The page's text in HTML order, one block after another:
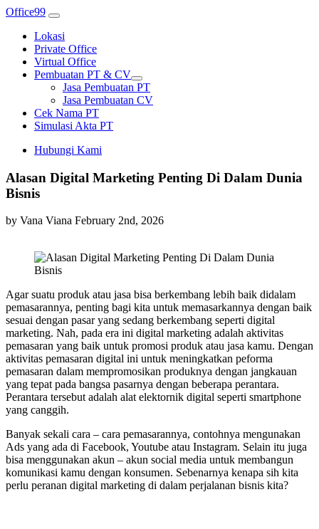
Office99
Lokasi
Private Office
Virtual Office
Pembuatan PT & CV
Jasa Pembuatan PT
Jasa Pembuatan CV
Cek Nama PT
Simulasi Akta PT
Hubungi Kami
Alasan Digital Marketing Penting Di Dalam Dunia
Bisnis
by Vana Viana February 2nd, 2026
Agar suatu produk atau jasa bisa berkembang lebih baik didalam
pemasarannya, penting bagi kita untuk memasarkannya dengan baik
sesuai dengan pasar yang sedang berkembang seperti digital
marketing. Nah, pada era ini digital marketing adalah aktivitas
pemasaran yang baik untuk promosi produk atau jasa kamu. Dengan
aktivitas pemasaran digital ini untuk meningkatkan peforma
pemasaran dalam mempromosikan produknya dengan jangkauan
yang tepat pada bangsa pasarnya dengan beberapa perantara.
Perantara tersebut adalah alat elektornik digital seperti smartphone
yang canggih.
Banyak sekali cara – cara pemasarannya, contohnya mengunakan
Ads yang ada di Facebook, Youtube atau Instagram. Selain itu juga
bisa menggunakan akun – akun social media untuk membangun
komunikasi kamu dengan konsumen. Sebenarnya kenapa sih kita
perlu peranan digital marketing di dalam perjalanan bisnis kita?